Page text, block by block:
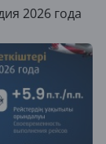
2026 года